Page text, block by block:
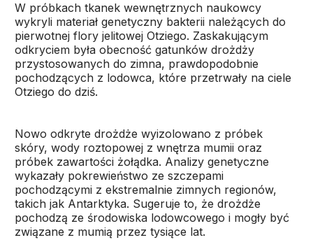
W próbkach tkanek wewnętrznych naukowcy
wykryli materiał genetyczny bakterii należących do
pierwotnej flory jelitowej Otziego. Zaskakującym
odkryciem była obecność gatunków drożdży
przystosowanych do zimna, prawdopodobnie
pochodzących z lodowca, które przetrwały na ciele
Otziego do dziś.
Nowo odkryte drożdże wyizolowano z próbek
skóry, wody roztopowej z wnętrza mumii oraz
próbek zawartości żołądka. Analizy genetyczne
wykazały pokrewieństwo ze szczepami
pochodzącymi z ekstremalnie zimnych regionów,
takich jak Antarktyka. Sugeruje to, że drożdże
pochodzą ze środowiska lodowcowego i mogły być
związane z mumią przez tysiące lat.